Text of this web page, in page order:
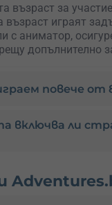
възраст за
възраст играят
с аниматор,
допълнително
повече от
включва ли